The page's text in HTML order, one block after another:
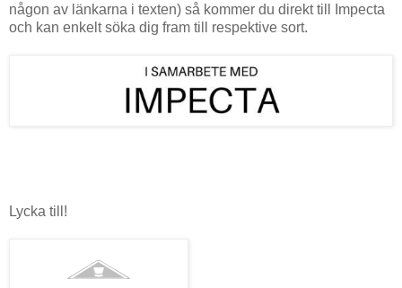
någon av länkarna i texten) så kommer du direkt till Impecta
och kan enkelt söka dig fram till respektive sort.
Lycka till!